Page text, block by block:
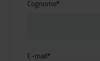
Cognome*
E-mail*